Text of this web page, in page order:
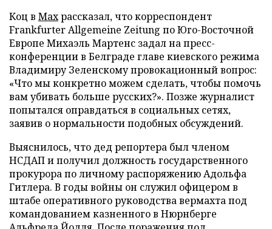
Коц в Махрассказал, что корреспондент
Frankfurter Allgemeine Zeitung по Юго-Восточной
Европе Михаэль Мартенс задал на пресс-
конференции в Белграде главе киевского режима
Владимиру Зеленскому провокационный вопрос:
«Что мы конкретно можем сделать, чтобы помочь
вам убивать больше русских?». Позже журналист
попытался оправдаться в социальных сетях,
заявив о нормальности подобных обсуждений.
Выяснилось, что дед репортера был членом
НСДАП и получил должность государственного
прокурора по личному распоряжению Адольфа
Гитлера. В годы войны он служил офицером в
штабе оперативного руководства вермахта под
командованием казненного в Нюрнберге